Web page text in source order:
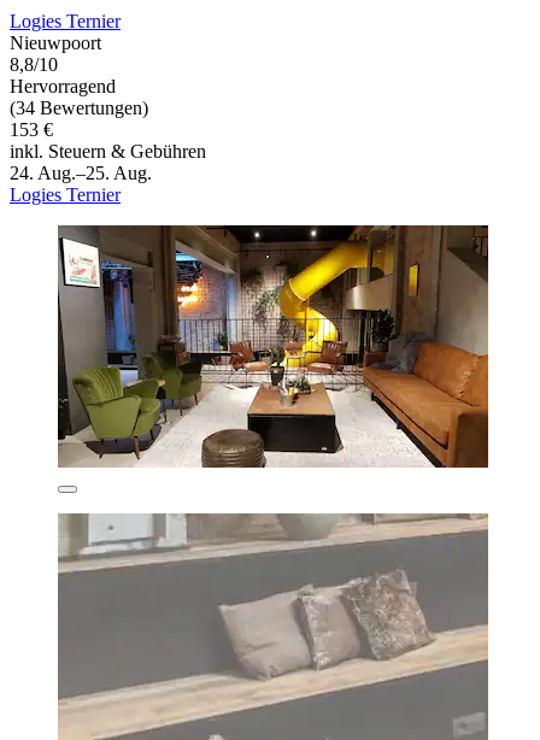
Logies Ternier
Nieuwpoort
8,8/10
Hervorragend
(34 Bewertungen)
153 €
inkl. Steuern & Gebühren
24. Aug.–25. Aug.
Logies Ternier